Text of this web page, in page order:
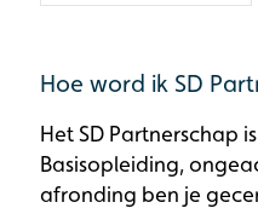
Hoe word ik SD
Het SD Partnerschap
Basisopleiding,
afronding ben je